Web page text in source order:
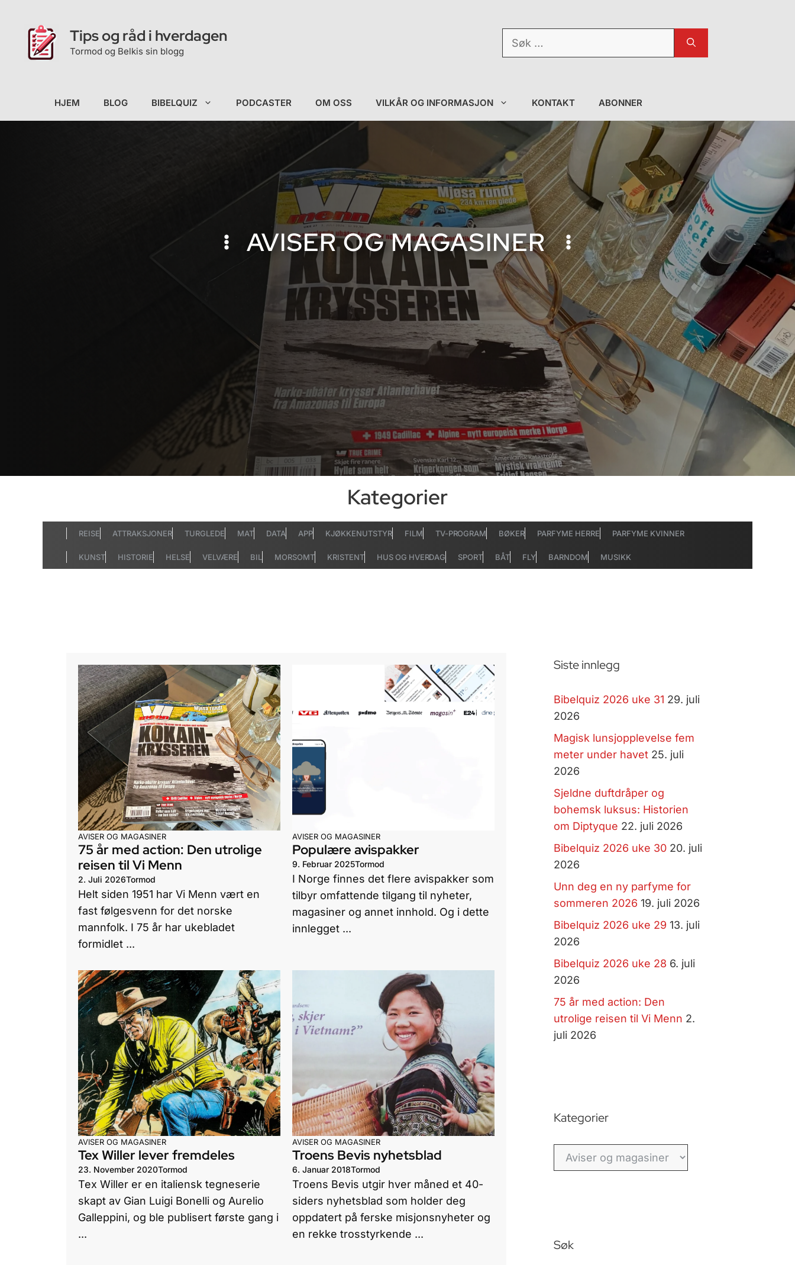
innhold
Tips og råd i hverdagen
Tormod og Belkis sin blogg
Søk
HJEM BLOG BIBELQUIZ PODCASTER OM OSS VILKÅR OG INFORMASJON KONTAKT ABONNER
AVISER OG MAGASINER
Kategorier
REISE ATTRAKSJONER TURGLEDE MAT DATA APP KJØKKENUTSTYR FILM TV-PROGRAM BØKER PARFYME HERRE PARFYME KVINNER
KUNST HISTORIE HELSE VELVÆRE BIL MORSOMT KRISTENT HUS OG HVERDAG SPORT BÅT FLY BARNDOM MUSIKK
AVISER OG MAGASINER
75 år med action: Den utrolige
reisen til Vi Menn
2. Juli 2026Tormod
Helt siden 1951 har Vi Menn vært en
fast følgesvenn for det norske
mannfolk. I 75 år har ukebladet
formidlet ...
AVISER OG MAGASINER
Populære avispakker
9. Februar 2025Tormod
I Norge finnes det flere avispakker som
tilbyr omfattende tilgang til nyheter,
magasiner og annet innhold. Og i dette
innlegget ...
AVISER OG MAGASINER
Tex Willer lever fremdeles
23. November 2020Tormod
Tex Willer er en italiensk tegneserie
skapt av Gian Luigi Bonelli og Aurelio
Galleppini, og ble publisert første gang i
...
AVISER OG MAGASINER
Troens Bevis nyhetsblad
6. Januar 2018Tormod
Troens Bevis utgir hver måned et 40-
siders nyhetsblad som holder deg
oppdatert på ferske misjonsnyheter og
en rekke trosstyrkende ...
Siste innlegg
Bibelquiz 2026 uke 31 29. juli
2026
Magisk lunsjopplevelse fem
meter under havet 25. juli
2026
Sjeldne duftdråper og
bohemsk luksus: Historien
om Diptyque 22. juli 2026
Bibelquiz 2026 uke 30 20. juli
2026
Unn deg en ny parfyme for
sommeren 2026 19. juli 2026
Bibelquiz 2026 uke 29 13. juli
2026
Bibelquiz 2026 uke 28 6. juli
2026
75 år med action: Den
utrolige reisen til Vi Menn 2.
juli 2026
Kategorier
Kategorier
Søk